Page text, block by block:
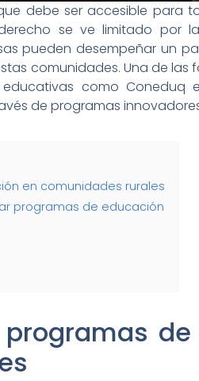
debe ser accesible para
se ve limitado por
pueden desempeñar un
comunidades. Una de las
como Coneduq
de programas
en comunidades rurales
programas de educación